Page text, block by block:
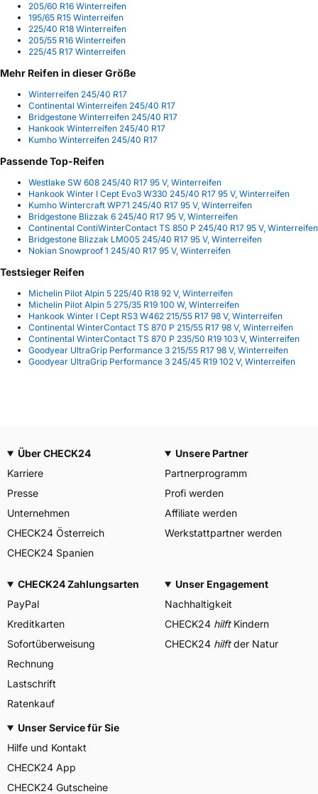
205/60 R16 Winterreifen
195/65 R15 Winterreifen
225/40 R18 Winterreifen
205/55 R16 Winterreifen
225/45 R17 Winterreifen
Mehr Reifen in dieser Größe
Winterreifen 245/40 R17
Continental Winterreifen 245/40 R17
Bridgestone Winterreifen 245/40 R17
Hankook Winterreifen 245/40 R17
Kumho Winterreifen 245/40 R17
Passende Top-Reifen
Westlake SW 608 245/40 R17 95 V, Winterreifen
Hankook Winter I Cept Evo3 W330 245/40 R17 95 V, Winterreifen
Kumho Wintercraft WP71 245/40 R17 95 V, Winterreifen
Bridgestone Blizzak 6 245/40 R17 95 V, Winterreifen
Continental ContiWinterContact TS 850 P 245/40 R17 95 V, Winterreifen
Bridgestone Blizzak LM005 245/40 R17 95 V, Winterreifen
Nokian Snowproof 1 245/40 R17 95 V, Winterreifen
Testsieger Reifen
Michelin Pilot Alpin 5 225/40 R18 92 V, Winterreifen
Michelin Pilot Alpin 5 275/35 R19 100 W, Winterreifen
Hankook Winter I Cept RS3 W462 215/55 R17 98 V, Winterreifen
Continental WinterContact TS 870 P 215/55 R17 98 V, Winterreifen
Continental WinterContact TS 870 P 235/50 R19 103 V, Winterreifen
Goodyear UltraGrip Performance 3 215/55 R17 98 V, Winterreifen
Goodyear UltraGrip Performance 3 245/45 R19 102 V, Winterreifen
Über CHECK24
Karriere
Presse
Unternehmen
CHECK24 Österreich
CHECK24 Spanien
Unsere Partner
Partnerprogramm
Profi werden
Affiliate werden
Werkstattpartner werden
CHECK24 Zahlungsarten
PayPal
Kreditkarten
Sofortüberweisung
Rechnung
Lastschrift
Ratenkauf
Unser Engagement
Nachhaltigkeit
CHECK24 hilftKindern
CHECK24 hilftder Natur
Unser Service für Sie
Hilfe und Kontakt
CHECK24 App
CHECK24 Gutscheine